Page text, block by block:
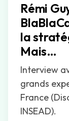
Rémi
la
Mais…
Interview
grands
France
INSEAD).